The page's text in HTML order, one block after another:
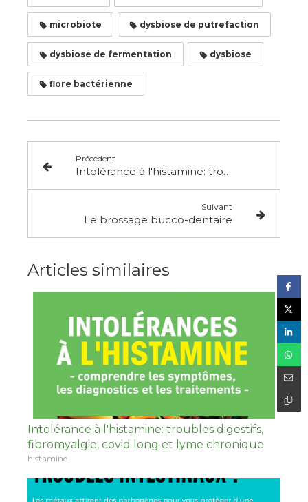
microbiote dysbiose de putrefaction
dysbiose de fermentation dysbiose
flore bactérienne
Précédent
Intolérance à l'histamine: troubles digestifs, fibromyalgie, covid long et lyme chronique
Suivant
Le brossage bucco-dentaire
Articles similaires
Intolérance à l'histamine: troubles digestifs,
fibromyalgie, covid long et lyme chronique
histamine